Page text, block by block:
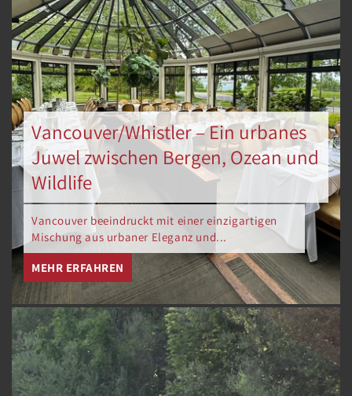
Vancouver/Whistler – Ein urbanes
Juwel zwischen Bergen, Ozean und
Wildlife
Vancouver beeindruckt mit einer einzigartigen
Mischung aus urbaner Eleganz und...
MEHR ERFAHREN